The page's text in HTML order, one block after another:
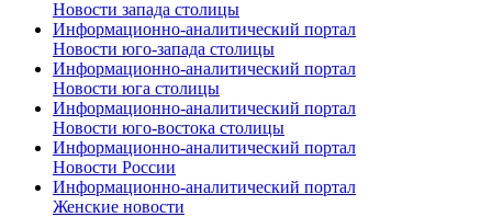
Новости запада столицы
Информационно-аналитический портал
Новости юго-запада столицы
Информационно-аналитический портал
Новости юга столицы
Информационно-аналитический портал
Новости юго-востока столицы
Информационно-аналитический портал
Новости России
Информационно-аналитический портал
Женские новости